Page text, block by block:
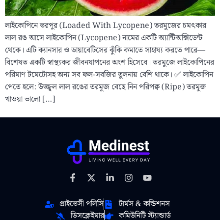
লাইকোপিনে ভরপুর (Loaded With Lycopene) তরমুজের চমৎকার
লাল রঙ আসে লাইকোপিন (Lycopene) নামের একটি অ্যান্টিঅক্সিডেন্ট
থেকে। এটি ক্যানসার ও ডায়াবেটিসের ঝুঁকি কমাতে সাহায্য করতে পারে—
বিশেষত একটি স্বাস্থ্যকর জীবনযাপনের অংশ হিসেবে। তরমুজে লাইকোপিনের
পরিমাণ টমেটোসহ অন্য সব ফল-সবজির তুলনায় বেশি থাকে। ✅ লাইকোপিন
পেতে হলে: উজ্জ্বল লাল রঙের তরমুজ বেছে নিন পরিপক্ব (Ripe) তরমুজ
খাওয়া ভালো […]
প্রাইভেসী পলিসি
টার্মস & কন্ডিশনস
ডিসক্লেইমার
কমিউনিটি স্ট্যান্ডার্ড